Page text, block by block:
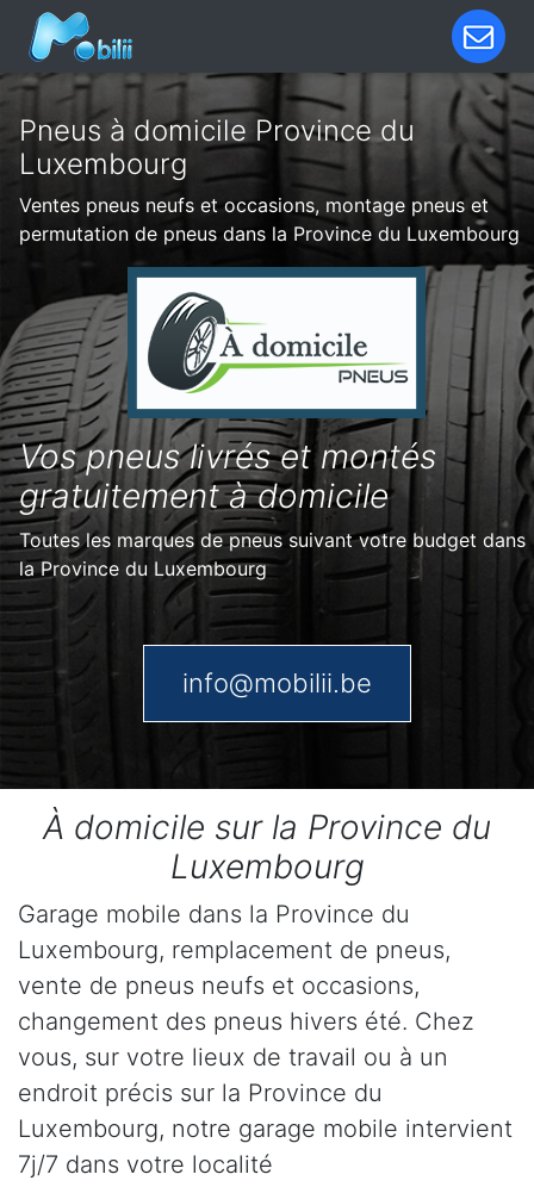
Pneus à domicile Province du
Luxembourg
Ventes pneus neufs et occasions, montage pneus et
permutation de pneus dans la Province du Luxembourg
Vos pneus livrés et montés
gratuitement à domicile
Toutes les marques de pneus suivant votre budget dans
la Province du Luxembourg
info@mobilii.be
À domicile sur la Province du
Luxembourg
Garage mobile dans la Province du
Luxembourg, remplacement de pneus,
vente de pneus neufs et occasions,
changement des pneus hivers été. Chez
vous, sur votre lieux de travail ou à un
endroit précis sur la Province du
Luxembourg, notre garage mobile intervient
7j/7 dans votre localité